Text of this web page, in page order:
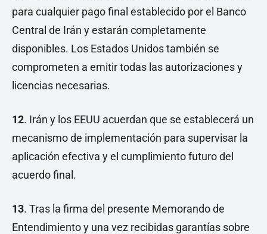
para cualquier pago final establecido por el Banco
Central de Irán y estarán completamente
disponibles. Los Estados Unidos también se
comprometen a emitir todas las autorizaciones y
licencias necesarias.
12. Irán y los EEUU acuerdan que se establecerá un
mecanismo de implementación para supervisar la
aplicación efectiva y el cumplimiento futuro del
acuerdo final.
13. Tras la firma del presente Memorando de
Entendimiento y una vez recibidas garantías sobre